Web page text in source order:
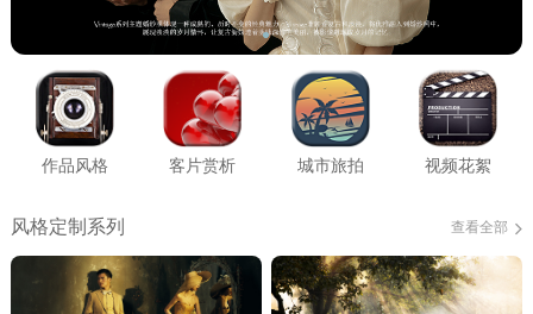
作品风格 客片赏析 城市旅拍 视频花絮
风格定制系列 查看全部